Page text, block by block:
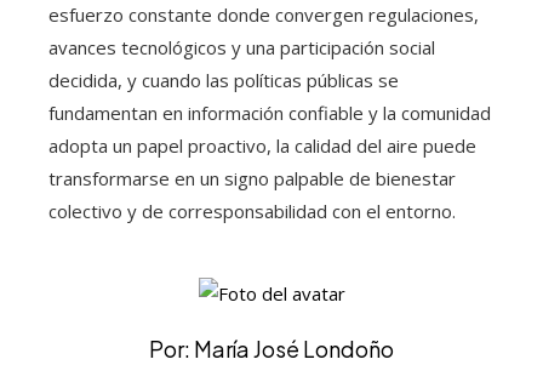
esfuerzo constante donde convergen regulaciones,
avances tecnológicos y una participación social
decidida, y cuando las políticas públicas se
fundamentan en información confiable y la comunidad
adopta un papel proactivo, la calidad del aire puede
transformarse en un signo palpable de bienestar
colectivo y de corresponsabilidad con el entorno.
Por: María José Londoño